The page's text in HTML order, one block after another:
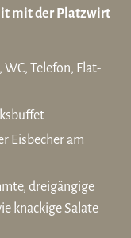
mit der Platzwirt
Telefon, Flat-
Eisbecher am
dreigängige
knackige Salate